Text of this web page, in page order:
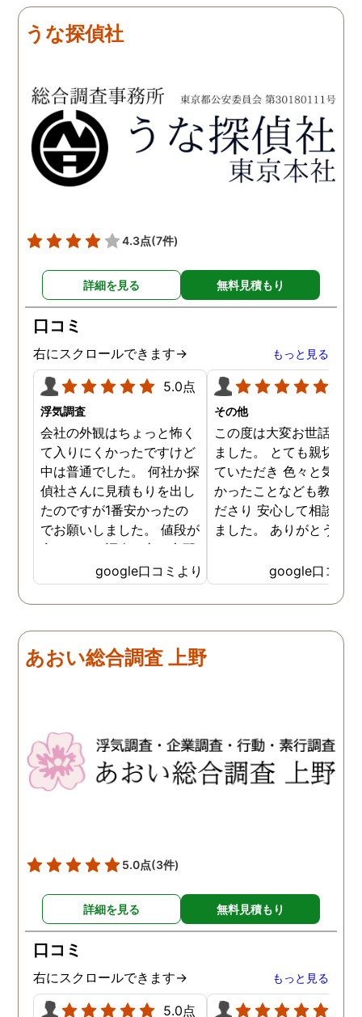
言えないですが、それでも
少しでも低く抑えるアドバ
た。 調査も私の望む結果を
得るべく、尽力して頂き、
密に連絡をいただきなが
ら、丁寧に対応してくださ
いました。 おかげで、とて
も、不安で日々辛い気持ち
対応して頂いた上に、かな
り迅速に弁護士に関するア
ドバイスを頂き繋いで下さ
った事、本当に感謝してい
ます。
謝しております。 私と
何かありましたらご相談
せて頂きたいと思います
うな探偵社
4.3点(7件)
詳細を見る 無料見積もり
口コミ
右にスクロールできます→ もっと見る
5.0点
浮気調査
会社の外観はちょっと怖く
て入りにくかったですけど
中は普通でした。 何社か探
偵社さんに見積もりを出し
たのですが1番安かったの
でお願いしました。 値段が
安いので、調査の方が心配
でしたがしっかり浮気の証
拠を押さえて頂けました。
ありがとう御座いました。
探偵に頼む事のない人生を
歩みますね(笑)
google口コミより
その他
この度は大変お世話にな
ました。 とても親切に
ていただき 色々と気付
かったことなども教えて
ださり 安心して相談が
ました。 ありがとうご
google口コミ
あおい総合調査 上野
5.0点(3件)
詳細を見る 無料見積もり
口コミ
右にスクロールできます→ もっと見る
5.0点